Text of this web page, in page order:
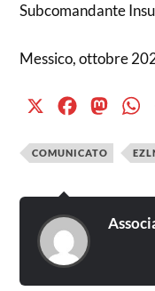
Subcomandante
Messico, ottobre
Facebook
COMUNICATO